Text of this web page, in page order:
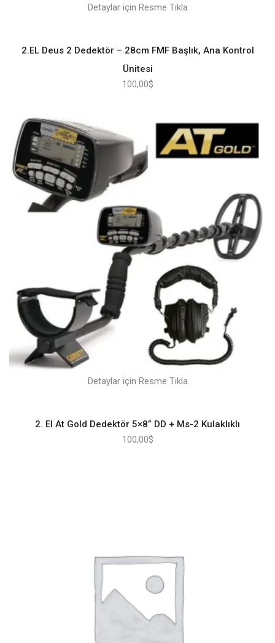
Detaylar için Resme Tıkla
2.EL Deus 2 Dedektör – 28cm FMF Başlık, Ana Kontrol
Ünitesi
100,00$
Detaylar için Resme Tıkla
2. El At Gold Dedektör 5×8” DD + Ms-2 Kulaklıklı
100,00$